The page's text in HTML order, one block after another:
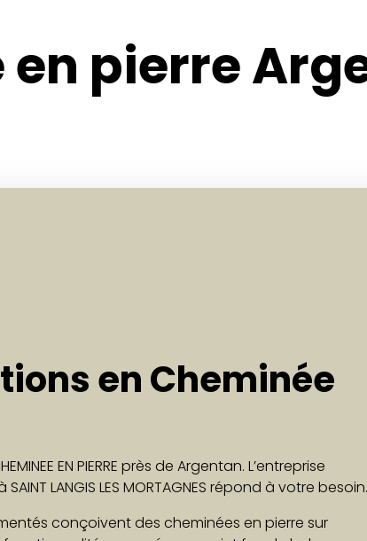
en pierre
en Cheminée
EN PIERRE près de Argentan. L’entreprise
à SAINT LANGIS LES MORTAGNES répond à votre besoin.
conçoivent des cheminées en pierre sur